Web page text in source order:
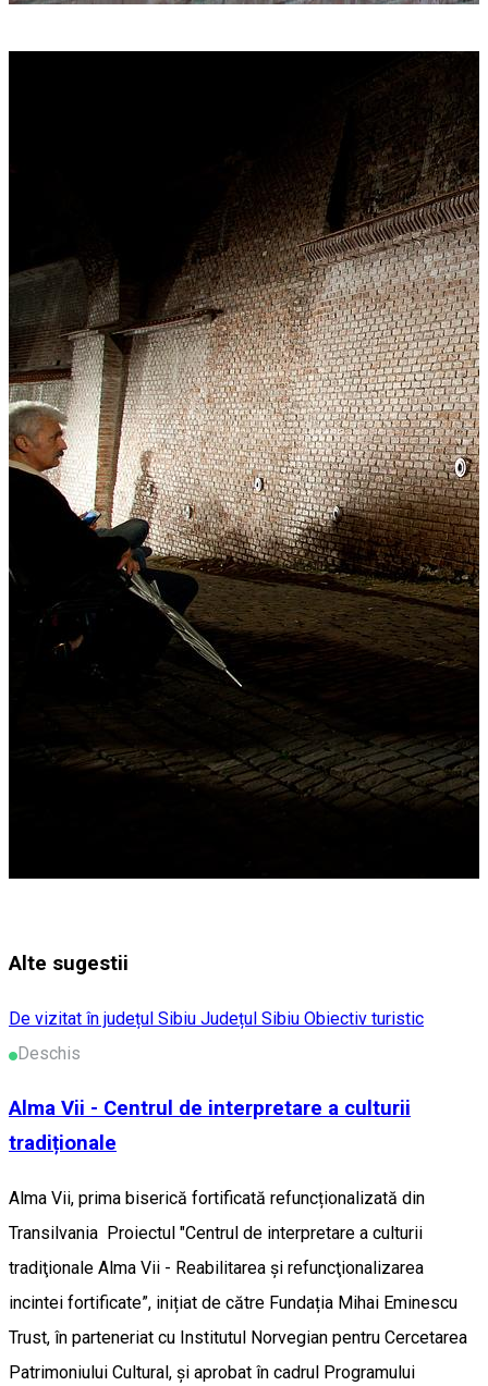
Alte sugestii
De vizitat în județul Sibiu Județul Sibiu Obiectiv turistic
Deschis
Alma Vii - Centrul de interpretare a culturii
tradiționale
Alma Vii, prima biserică fortificată refuncționalizată din
Transilvania Proiectul "Centrul de interpretare a culturii
tradiţionale Alma Vii - Reabilitarea și refuncţionalizarea
incintei fortificate”, inițiat de către Fundația Mihai Eminescu
Trust, în parteneriat cu Institutul Norvegian pentru Cercetarea
Patrimoniului Cultural, și aprobat în cadrul Programului